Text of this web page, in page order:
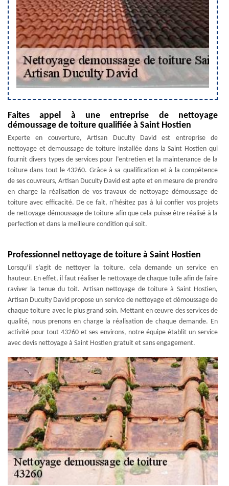
Faites appel à une entreprise de nettoyage
démoussage de toiture qualifiée à Saint Hostien
Experte en couverture, Artisan Duculty David est entreprise de
nettoyage et demoussage de toiture installée dans la Saint Hostien qui
fournit divers types de services pour l’entretien et la maintenance de la
toiture dans tout le 43260. Grâce à sa qualification et à la compétence
de ses couvreurs, Artisan Duculty David est apte et en mesure de prendre
en charge la réalisation de vos travaux de nettoyage démoussage de
toiture avec efficacité. De ce fait, n’hésitez pas à lui confier vos projets
de nettoyage démoussage de toiture afin que cela puisse être réalisé à la
perfection et dans la meilleure condition qui soit.
Professionnel nettoyage de toiture à Saint Hostien
Lorsqu’il s’agit de nettoyer la toiture, cela demande un service en
hauteur. En effet, il faut réaliser le nettoyage de chaque tuile afin de faire
raviver la tenue du toit. Artisan nettoyage de toiture à Saint Hostien,
Artisan Duculty David propose un service de nettoyage et démoussage de
chaque toiture avec le plus grand soin. Mettant en œuvre des services de
qualité, nous prenons en charge la réalisation de chaque demande. En
activité pour tout 43260 et ses environs, notre équipe établit un service
avec devis nettoyage à Saint Hostien gratuit et sans engagement.